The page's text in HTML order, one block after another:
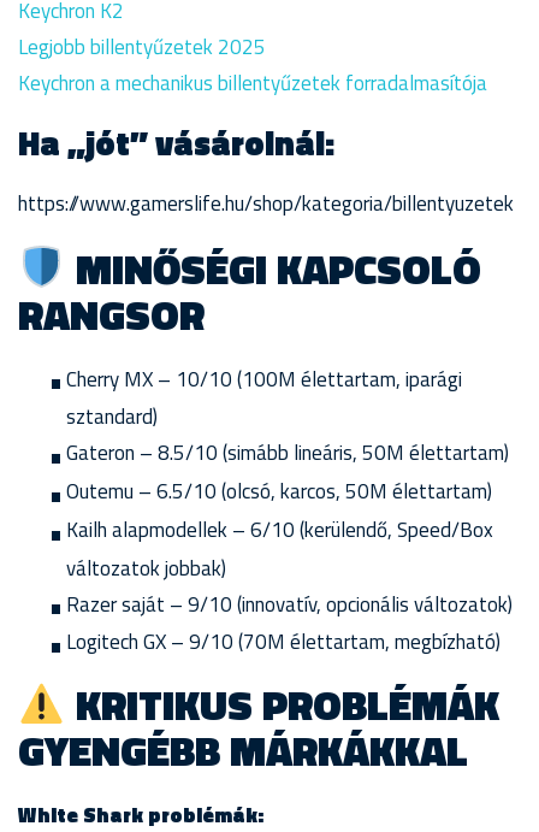
Keychron K2
Legjobb billentyűzetek 2025
Keychron a mechanikus billentyűzetek forradalmasítója
Ha „jót” vásárolnál:
https://www.gamerslife.hu/shop/kategoria/billentyuzetek
MINŐSÉGI KAPCSOLÓ
RANGSOR
Cherry MX – 10/10 (100M élettartam, iparági
sztandard)
Gateron – 8.5/10 (simább lineáris, 50M élettartam)
Outemu – 6.5/10 (olcsó, karcos, 50M élettartam)
Kailh alapmodellek – 6/10 (kerülendő, Speed/Box
változatok jobbak)
Razer saját – 9/10 (innovatív, opcionális változatok)
Logitech GX – 9/10 (70M élettartam, megbízható)
KRITIKUS PROBLÉMÁK
GYENGÉBB MÁRKÁKKAL
White Shark problémák: